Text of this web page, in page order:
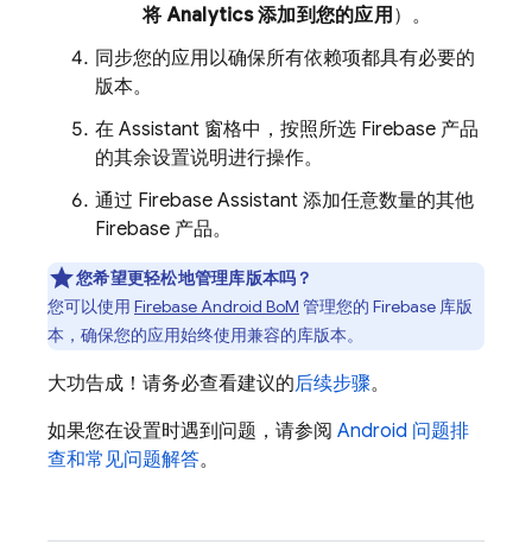
将Analytics添加到您的应用）。
同步您的应用以确保所有依赖项都具有必要的
版本。
在 Assistant 窗格中，按照所选 Firebase 产品
的其余设置说明进行操作。
通过 Firebase Assistant 添加任意数量的其他
Firebase 产品。
您希望更轻松地管理库版本吗？
您可以使用 Firebase Android BoM 管理您的 Firebase 库版
本，确保您的应用始终使用兼容的库版本。
大功告成！请务必查看建议的后续步骤。
如果您在设置时遇到问题，请参阅 Android 问题排
查和常见问题解答。